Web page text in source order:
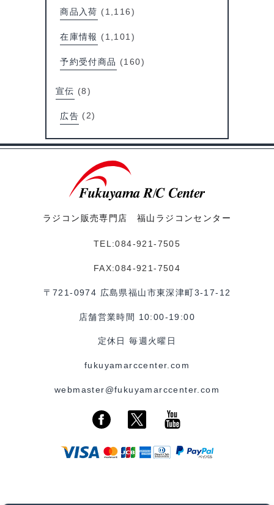
商品入荷 (1,116)
在庫情報 (1,101)
予約受付商品 (160)
宣伝 (8)
広告 (2)
ラジコン販売専門店 福山ラジコンセンター
TEL:084-921-7505
FAX:084-921-7504
〒721-0974 広島県福山市東深津町3-17-12
店舗営業時間 10:00-19:00
定休日 毎週火曜日
fukuyamarccenter.com
webmaster@fukuyamarccenter.com